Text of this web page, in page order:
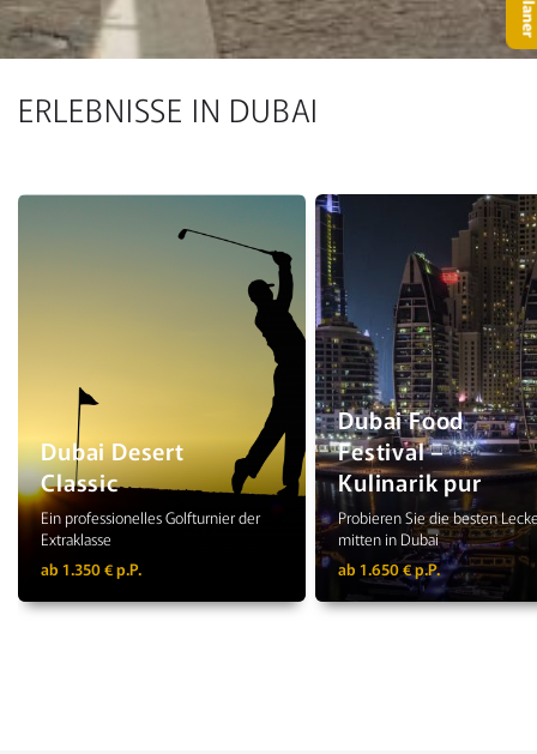
ERLEBNISSE IN DUBAI
Dubai Desert
Classic
Ein professionelles Golfturnier der
Extraklasse
ab 1.350 € p.P.
Dubai Food
Festival –
Kulinarik pur
Probieren Sie die besten
mitten in Dubai
ab 1.650 € p.P.